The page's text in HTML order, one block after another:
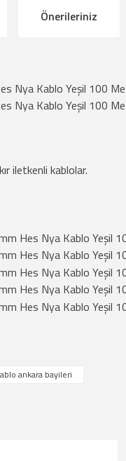
Önerileriniz
iletkenli kablolar.
ankara bayileri